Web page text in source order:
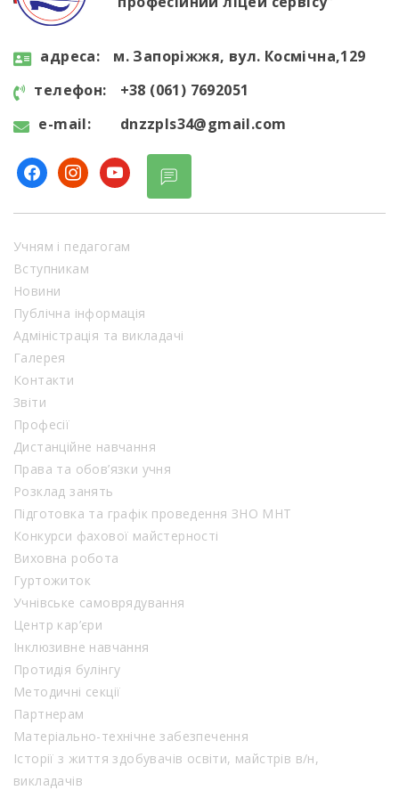
aдресa:
м. Запоріжжя, вул. Космічна,129
телефон:
+38 (061) 7692051
e-mail:
dnzzpls34@gmail.com
facebookinstagram
youtube
Учням і педагогам
Вступникам
Новини
Публічна інформація
Адміністрація та викладачі
Галерея
Контакти
Звіти
Професії
Дистанційне навчання
Права та обов’язки учня
Розклад занять
Підготовка та графік проведення ЗНО МНТ
Конкурси фахової майстерності
Виховна робота
Гуртожиток
Учнівське самоврядування
Центр кар’єри
Інклюзивне навчання
Протидія булінгу
Методичні секції
Партнерам
Матеріально-технічне забезпечення
Історії з життя здобувачів освіти, майстрів в/н,
викладачів